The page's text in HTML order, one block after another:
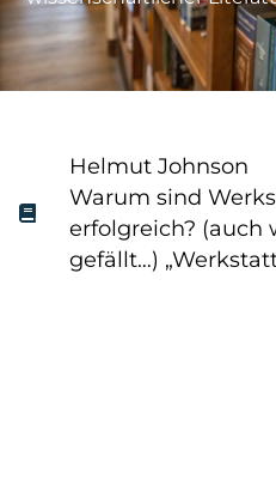
Helmut Johnson
Warum sind
erfolgreich? (auch
gefällt…)